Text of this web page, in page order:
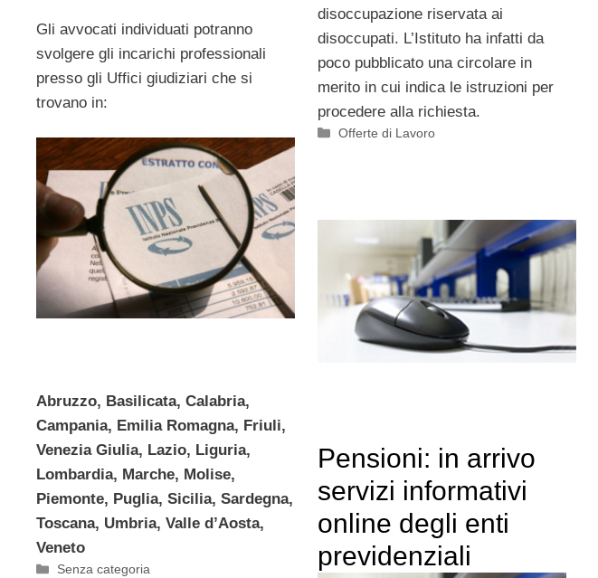
Gli avvocati individuati potranno
svolgere gli incarichi professionali
presso gli Uffici giudiziari che si
trovano in:
Abruzzo, Basilicata, Calabria,
Campania, Emilia Romagna, Friuli,
Venezia Giulia, Lazio, Liguria,
Lombardia, Marche, Molise,
Piemonte, Puglia, Sicilia, Sardegna,
Toscana, Umbria, Valle d’Aosta,
Veneto
Categorie
Senza categoria
disoccupazione riservata ai
disoccupati. L’Istituto ha infatti da
poco pubblicato una circolare in
merito in cui indica le istruzioni per
procedere alla richiesta.
Categorie
Offerte di Lavoro
Pensioni: in arrivo
servizi informativi
online degli enti
previdenziali